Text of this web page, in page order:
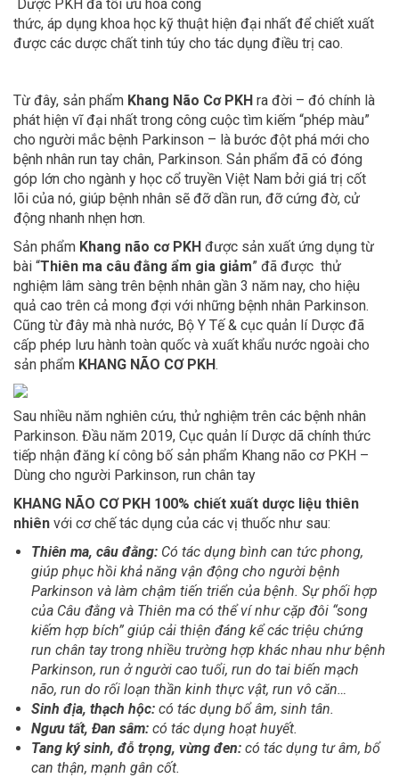
Dược PKH đã tối ưu hóa công
thức, áp dụng khoa học kỹ thuật hiện đại nhất để chiết xuất
được các dược chất tinh túy cho tác dụng điều trị cao.
Từ đây, sản phẩm Khang Não Cơ PKH ra đời – đó chính là
phát hiện vĩ đại nhất trong công cuộc tìm kiếm “phép màu”
cho người mắc bệnh Parkinson – là bước đột phá mới cho
bệnh nhân run tay chân, Parkinson. Sản phẩm đã có đóng
góp lớn cho ngành y học cổ truyền Việt Nam bởi giá trị cốt
lõi của nó, giúp bệnh nhân sẽ đỡ dần run, đỡ cứng đờ, cử
động nhanh nhẹn hơn.
Sản phẩm Khang não cơ PKH được sản xuất ứng dụng từ
bài “Thiên ma câu đằng ẩm gia giảm” đã được thử
nghiệm lâm sàng trên bệnh nhân gần 3 năm nay, cho hiệu
quả cao trên cả mong đợi với những bệnh nhân Parkinson.
Cũng từ đây mà nhà nước, Bộ Y Tế & cục quản lí Dược đã
cấp phép lưu hành toàn quốc và xuất khẩu nước ngoài cho
sản phẩm KHANG NÃO CƠ PKH.
Sau nhiều năm nghiên cứu, thử nghiệm trên các bệnh nhân
Parkinson. Đầu năm 2019, Cục quản lí Dược dã chính thức
tiếp nhận đăng kí công bố sản phẩm Khang não cơ PKH –
Dùng cho người Parkinson, run chân tay
KHANG NÃO CƠ PKH 100% chiết xuất dược liệu thiên
nhiên với cơ chế tác dụng của các vị thuốc như sau:
Thiên ma, câu đằng: Có tác dụng bình can tức phong,
giúp phục hồi khả năng vận động cho người bệnh
Parkinson và làm chậm tiến triển của bệnh. Sự phối hợp
của Câu đằng và Thiên ma có thể ví như cặp đôi “song
kiếm hợp bích” giúp cải thiện đáng kể các triệu chứng
run chân tay trong nhiều trường hợp khác nhau như bệnh
Parkinson, run ở người cao tuổi, run do tai biến mạch
não, run do rối loạn thần kinh thực vật, run vô căn…
Sinh địa, thạch hộc: có tác dụng bổ âm, sinh tân.
Ngưu tất, Đan sâm: có tác dụng hoạt huyết.
Tang ký sinh, đỗ trọng, vừng đen: có tác dụng tư âm, bổ
can thận, mạnh gân cốt.